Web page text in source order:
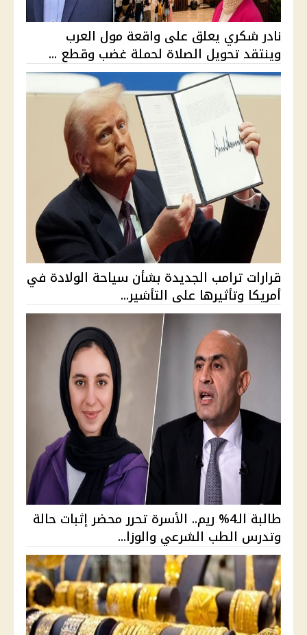
نادر شكري يعلق على واقعة مول العرب
وينتقد تحويل الصلاة لحملة غضب وقطع ...
قرارات ترامب الجديدة بشأن سياحة الولادة في
أمريكا وتأثيرها على التأشير...
طالبة الـ4% ريم.. الأسرة تحرر محضر إثبات حالة
وتدرس الطب الشرعي والوزا...